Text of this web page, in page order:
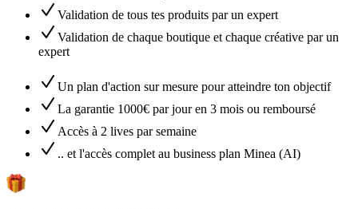
Validation de tous tes produits par un expert
Validation de chaque boutique et chaque créative par un
expert
Un plan d'action sur mesure pour atteindre ton objectif
La garantie 1000€ par jour en 3 mois ou remboursé
Accès à 2 lives par semaine
.. et l'accès complet au business plan Minea (AI)